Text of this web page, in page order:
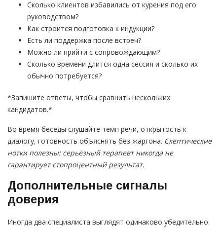
Сколько клиентов избавились от курения под его
руководством?
Как строится подготовка к индукции?
Есть ли поддержка после встреч?
Можно ли прийти с сопровождающим?
Сколько времени длится одна сессия и сколько их
обычно потребуется?
*Запишите ответы, чтобы сравнить нескольких
кандидатов.*
Во время беседы слушайте темп речи, открытость к
диалогу, готовность объяснять без жаргона. Скептические
нотки полезны: серьёзный терапевт никогда не
гарантирует стопроцентный результат.
Дополнительные сигналы
доверия
Иногда два специалиста выглядят одинаково убедительно.